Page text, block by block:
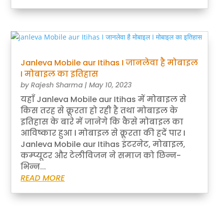
Janleva Mobile aur Itihas I जानलेवा है मोबाइल
I मोबाइल का इतिहास
byRajesh Sharma |May 10, 2023
यहाँ Janleva Mobile aur Itihas में मोबाइल से
किस तरह से क्रूरता हो रही है तथा मोबाइल के
इतिहास के बारे में जानेगे कि कैसे मोबाइल का
आविष्कार हुआ । मोबाइल से क्रूरता की हदें पार I
Janleva Mobile aur Itihas इंटरनेट, मोबाइल,
कम्प्यूटर और टेलीविजन ने समाज को छिन्न-
भिन्न...
READ MORE